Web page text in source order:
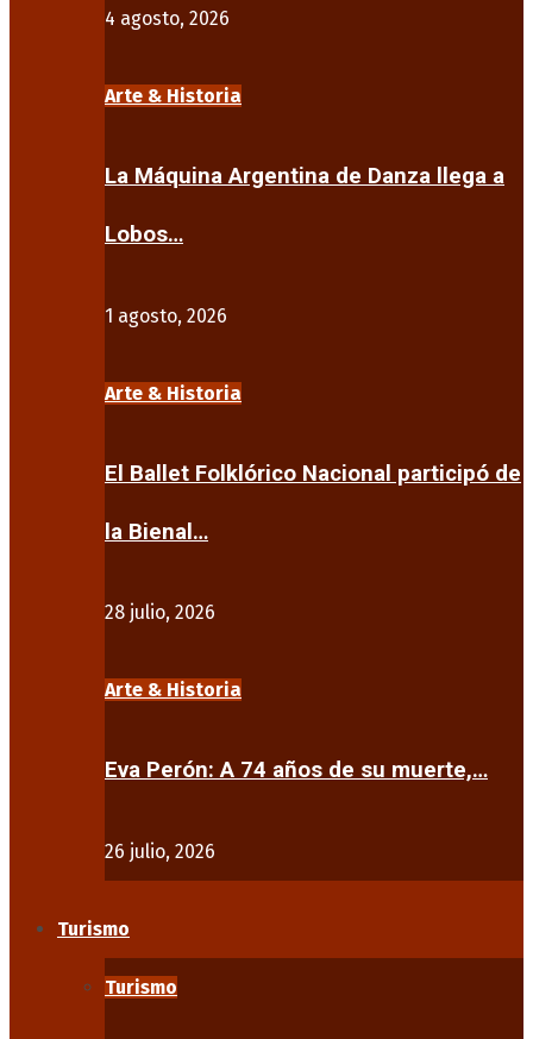
4 agosto, 2026
Arte & Historia
La Máquina Argentina de Danza llega a
Lobos…
1 agosto, 2026
Arte & Historia
El Ballet Folklórico Nacional participó de
la Bienal…
28 julio, 2026
Arte & Historia
Eva Perón: A 74 años de su muerte,…
26 julio, 2026
Turismo
Turismo